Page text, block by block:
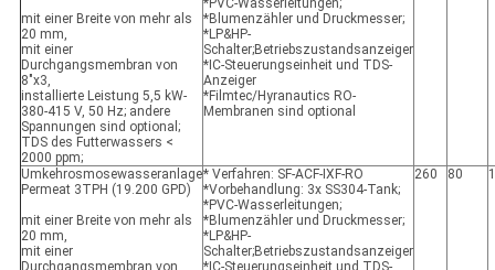
mit einer Breite von mehr als
20 mm,
mit einer
Durchgangsmembran von
8"x3,
installierte Leistung 5,5 kW-
380-415 V, 50 Hz; andere
Spannungen sind optional;
TDS des Futterwassers <
2000 ppm;
*PVC-Wasserleitungen;
*Blumenzähler und Druckmesser;
*LP&HP-
Schalter;Betriebszustandsanzeiger
*IC-Steuerungseinheit und TDS-
Anzeiger
*Filmtec/Hyranautics RO-
Membranen sind optional
Umkehrosmosewasseranlage
Permeat 3TPH (19.200 GPD)
mit einer Breite von mehr als
20 mm,
mit einer
* Verfahren: SF-ACF-IXF-RO
*Vorbehandlung: 3x SS304-Tank;
*PVC-Wasserleitungen;
*Blumenzähler und Druckmesser;
*LP&HP-
Schalter;Betriebszustandsanzeiger
260 80